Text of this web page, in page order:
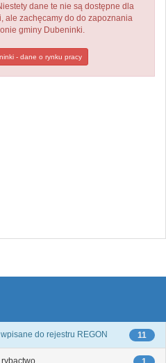
dane te nie są dostępne dla
ale zachęcamy do do zapoznania
gminy Dubeninki.
- dane o rynku pracy
11
do rejestru REGON
rybactwo